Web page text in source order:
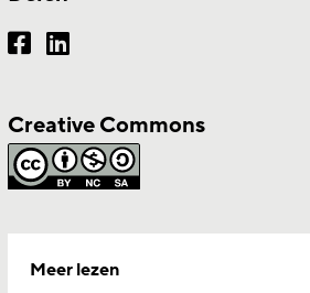
Meer lezen
Creative Commons